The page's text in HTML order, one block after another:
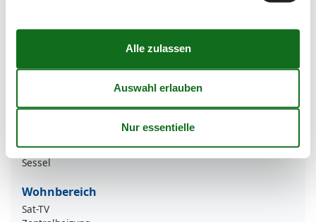
Wohn-/Schlafbereich
Kleiderschrank
SAT-Flat-TV
Sessel
Wohnbereich
Sat-TV